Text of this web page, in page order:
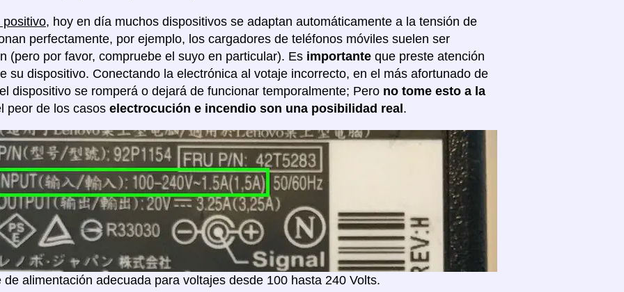
positivo, hoy en día muchos dispositivos se adaptan automáticamente a la tensión de
perfectamente, por ejemplo, los cargadores de teléfonos móviles suelen ser
(pero por favor, compruebe el suyo en particular). Es importante que preste atención
su dispositivo. Conectando la electrónica al votaje incorrecto, en el más afortunado de
dispositivo se romperá o dejará de funcionar temporalmente; Pero no tome esto a la
peor de los casos electrocución e incendio son una posibilidad real .
de alimentación adecuada para voltajes desde 100 hasta 240 Volts.